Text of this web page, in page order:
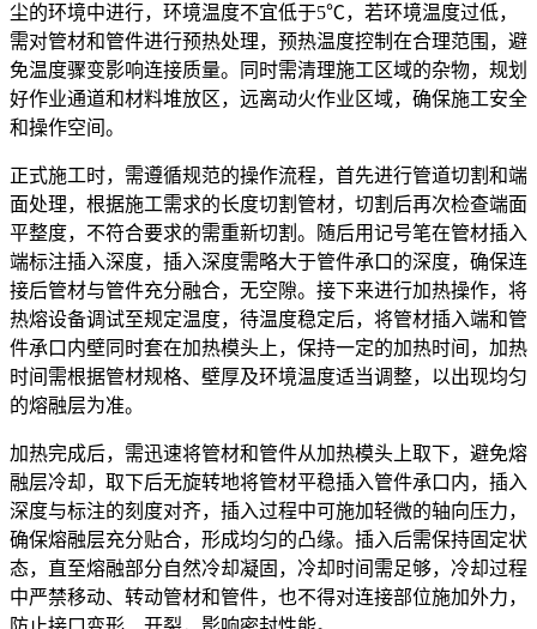
尘的环境中进行，环境温度不宜低于5℃，若环境温度过低，
需对管材和管件进行预热处理，预热温度控制在合理范围，避
免温度骤变影响连接质量。同时需清理施工区域的杂物，规划
好作业通道和材料堆放区，远离动火作业区域，确保施工安全
和操作空间。
正式施工时，需遵循规范的操作流程，首先进行管道切割和端
面处理，根据施工需求的长度切割管材，切割后再次检查端面
平整度，不符合要求的需重新切割。随后用记号笔在管材插入
端标注插入深度，插入深度需略大于管件承口的深度，确保连
接后管材与管件充分融合，无空隙。接下来进行加热操作，将
热熔设备调试至规定温度，待温度稳定后，将管材插入端和管
件承口内壁同时套在加热模头上，保持一定的加热时间，加热
时间需根据管材规格、壁厚及环境温度适当调整，以出现均匀
的熔融层为准。
加热完成后，需迅速将管材和管件从加热模头上取下，避免熔
融层冷却，取下后无旋转地将管材平稳插入管件承口内，插入
深度与标注的刻度对齐，插入过程中可施加轻微的轴向压力，
确保熔融层充分贴合，形成均匀的凸缘。插入后需保持固定状
态，直至熔融部分自然冷却凝固，冷却时间需足够，冷却过程
中严禁移动、转动管材和管件，也不得对连接部位施加外力，